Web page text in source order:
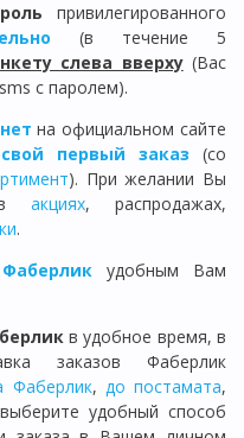
привилегированного
(в течение 5
слева вверху(Вас
с паролем).
на официальном сайте
первый заказ (со
). При желании Вы
в акциях, распродажах,
.
удобным Вам
в удобное время, в
заказов Фаберлик
Фаберлик, до постамата,
удобный способ